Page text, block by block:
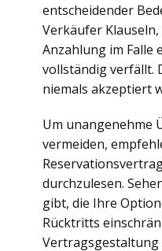
entscheidender
Verkäufer Klauseln,
Anzahlung im Falle
vollständig verfällt.
niemals akzeptiert
Um unangenehme
vermeiden,
durchzulesen.
gibt, die Ihre
Rücktritts